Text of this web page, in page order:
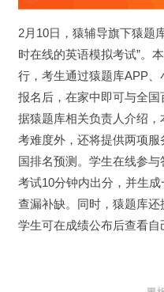
2月10日，猿辅导旗下猿题
时在线的英语模拟考试”。
行，考生通过猿题库APP
报名后，在家中即可与全国
据猿题库相关负责人介绍
考难度外，还将提供两项
国排名预测。学生在线参与
考试10分钟内出分，并生
查漏补缺。同时，猿题库还
学生可在成绩公布后查看自